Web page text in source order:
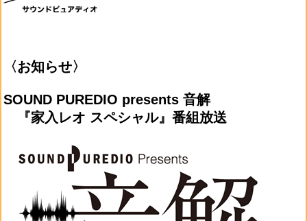
〈お知らせ〉
SOUND PUREDIO presents 音解
『家入レオ スペシャル』番組放送